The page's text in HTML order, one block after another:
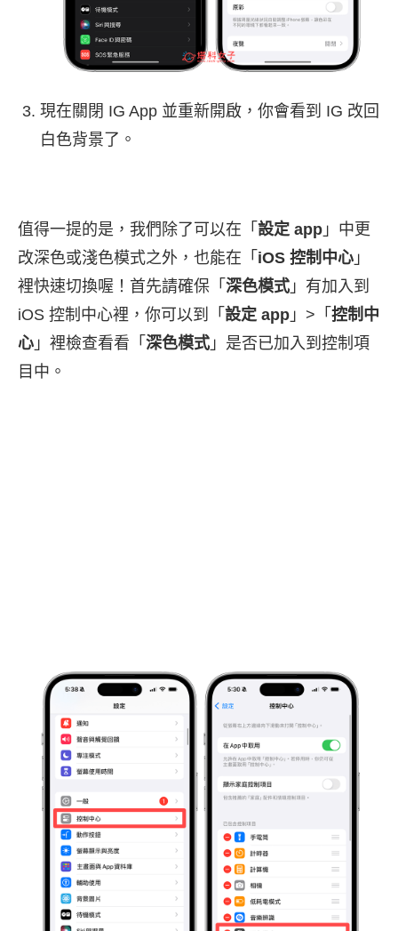
現在關閉 IG App 並重新開啟，你會看到 IG 改回
白色背景了。
值得一提的是，我們除了可以在「 設定 app 」中更
改深色或淺色模式之外，也能在「 iOS 控制中心 」
裡快速切換喔！首先請確保「 深色模式 」有加入到
iOS 控制中心裡，你可以到「 設定 app 」>「 控制中
心 」裡檢查看看「 深色模式 」是否已加入到控制項
目中。